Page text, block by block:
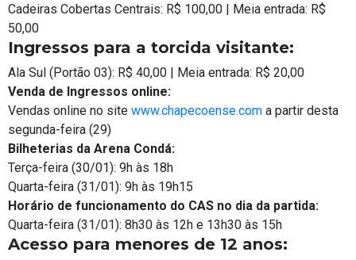
Cadeiras Cobertas Centrais: R$ 100,00 | Meia entrada: R$
50,00
Ingressos para a torcida visitante:
Ala Sul (Portão 03): R$ 40,00 | Meia entrada: R$ 20,00
Venda de Ingressos online:
Vendas online no site www.chapecoense.com a partir desta
segunda-feira (29)
Bilheterias da Arena Condá:
Terça-feira (30/01): 9h às 18h
Quarta-feira (31/01): 9h às 19h15
Horário de funcionamento do CAS no dia da partida:
Quarta-feira (31/01): 8h30 às 12h e 13h30 às 15h
Acesso para menores de 12 anos: